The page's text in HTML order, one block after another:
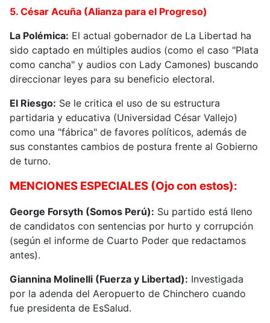
5. César Acuña (Alianza para el Progreso)
La Polémica: El actual gobernador de La Libertad ha
sido captado en múltiples audios (como el caso "Plata
como cancha" y audios con Lady Camones) buscando
direccionar leyes para su beneficio electoral.
El Riesgo: Se le critica el uso de su estructura
partidaria y educativa (Universidad César Vallejo)
como una "fábrica" de favores políticos, además de
sus constantes cambios de postura frente al Gobierno
de turno.
MENCIONES ESPECIALES (Ojo con estos):
George Forsyth (Somos Perú): Su partido está lleno
de candidatos con sentencias por hurto y corrupción
(según el informe de Cuarto Poder que redactamos
antes).
Giannina Molinelli (Fuerza y Libertad): Investigada
por la adenda del Aeropuerto de Chinchero cuando
fue presidenta de EsSalud.